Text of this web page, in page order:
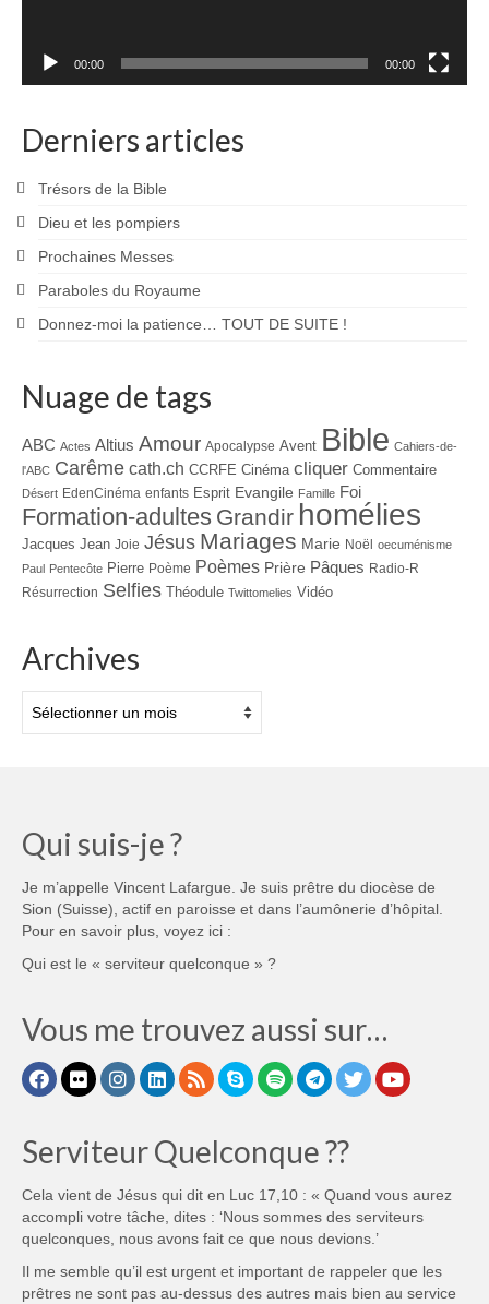
00:00 00:00
Derniers articles
Trésors de la Bible
Dieu et les pompiers
Prochaines Messes
Paraboles du Royaume
Donnez-moi la patience… TOUT DE SUITE !
Nuage de tags
ABC Actes Altius Amour Apocalypse Avent Bible Cahiers-de-
l'ABC Carême cath.ch CCRFE Cinéma cliquer Commentaire
Désert EdenCinéma enfants Esprit Evangile Famille Foi
Formation-adultes Grandir homélies
Jacques Jean Joie Jésus Mariages Marie Noël oecuménisme
Paul Pentecôte Pierre Poème Poèmes Prière Pâques Radio-R
Résurrection Selfies Théodule Twittomelies Vidéo
Archives
Qui suis-je ?
Je m’appelle Vincent Lafargue. Je suis prêtre du diocèse de
Sion (Suisse), actif en paroisse et dans l’aumônerie d’hôpital.
Pour en savoir plus, voyez ici :
Qui est le « serviteur quelconque » ?
Vous me trouvez aussi sur…
Serviteur Quelconque ??
Cela vient de Jésus qui dit en Luc 17,10 : « Quand vous aurez
accompli votre tâche, dites : ‘Nous sommes des serviteurs
quelconques, nous avons fait ce que nous devions.’
Il me semble qu’il est urgent et important de rappeler que les
prêtres ne sont pas au-dessus des autres mais bien au service